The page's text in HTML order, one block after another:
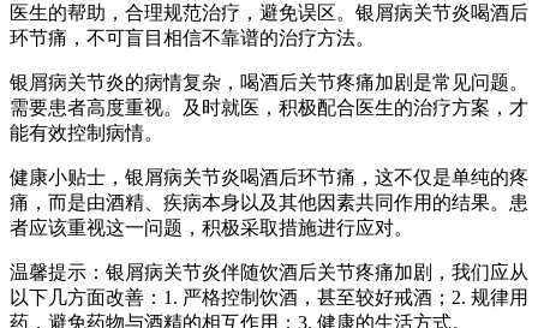
医生的帮助，合理规范治疗，避免误区。银屑病关节炎喝酒后
环节痛，不可盲目相信不靠谱的治疗方法。
银屑病关节炎的病情复杂，喝酒后关节疼痛加剧是常见问题。
需要患者高度重视。及时就医，积极配合医生的治疗方案，才
能有效控制病情。
健康小贴士，银屑病关节炎喝酒后环节痛，这不仅是单纯的疼
痛，而是由酒精、疾病本身以及其他因素共同作用的结果。患
者应该重视这一问题，积极采取措施进行应对。
温馨提示：银屑病关节炎伴随饮酒后关节疼痛加剧，我们应从
以下几方面改善：1. 严格控制饮酒，甚至较好戒酒；2. 规律用
药，避免药物与酒精的相互作用；3. 健康的生活方式。